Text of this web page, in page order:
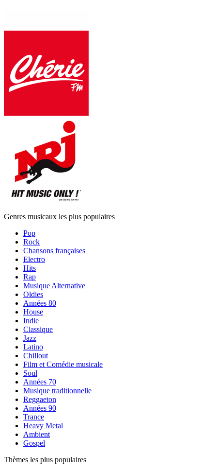
Genres musicaux les plus populaires
Pop
Rock
Chansons françaises
Electro
Hits
Rap
Musique Alternative
Oldies
Années 80
House
Indie
Classique
Jazz
Latino
Chillout
Film et Comédie musicale
Soul
Années 70
Musique traditionnelle
Reggaeton
Années 90
Trance
Heavy Metal
Ambient
Gospel
Thèmes les plus populaires